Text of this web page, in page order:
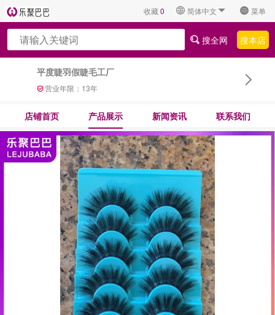
收藏0 简体中文 菜单
平度睫羽假睫毛工厂
营业年限： 13年
搜全网 搜本店
店铺首页 产品展示 新闻资讯 联系我们